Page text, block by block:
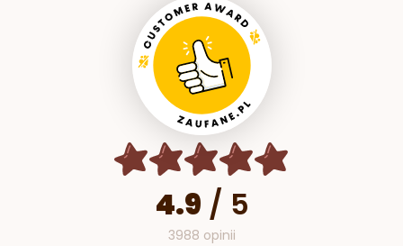
4.9 / 5
3988 opinii